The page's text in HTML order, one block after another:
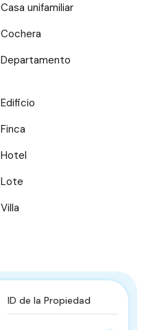
Casa unifamiliar
Cochera
Departamento
Edificio
Finca
Hotel
Lote
Villa